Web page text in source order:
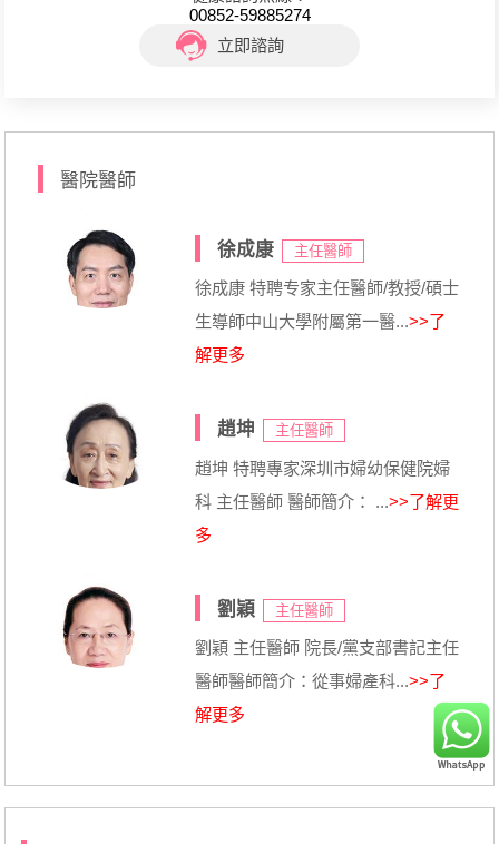
00852-59885274
立即諮詢
醫院醫師
徐成康 主任醫師
徐成康 特聘专家主任醫師/教授/碩士
生導師中山大學附屬第一醫...>>了
解更多
趙坤 主任醫師
趙坤 特聘專家深圳市婦幼保健院婦
科 主任醫師 醫師簡介： ...>>了解更
多
劉穎 主任醫師
劉穎 主任醫師 院長/黨支部書記主任
醫師醫師簡介：從事婦產科...>>了
解更多